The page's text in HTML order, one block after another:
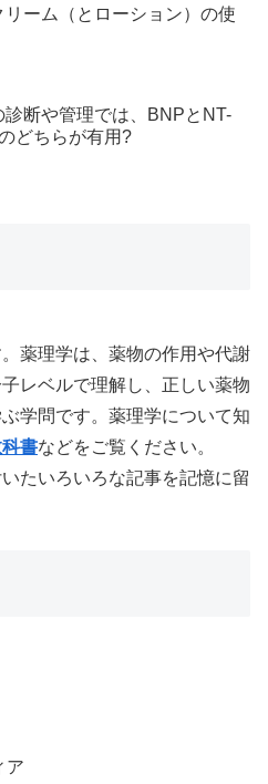
リーム（とローション）の使
診断や管理では、BNPとNT-
どちらが有用?
薬理学は、薬物の作用や代謝
レベルで理解し、正しい薬物
学問です。薬理学について知
書などをご覧ください。
たいろいろな記事を記憶に留
ア